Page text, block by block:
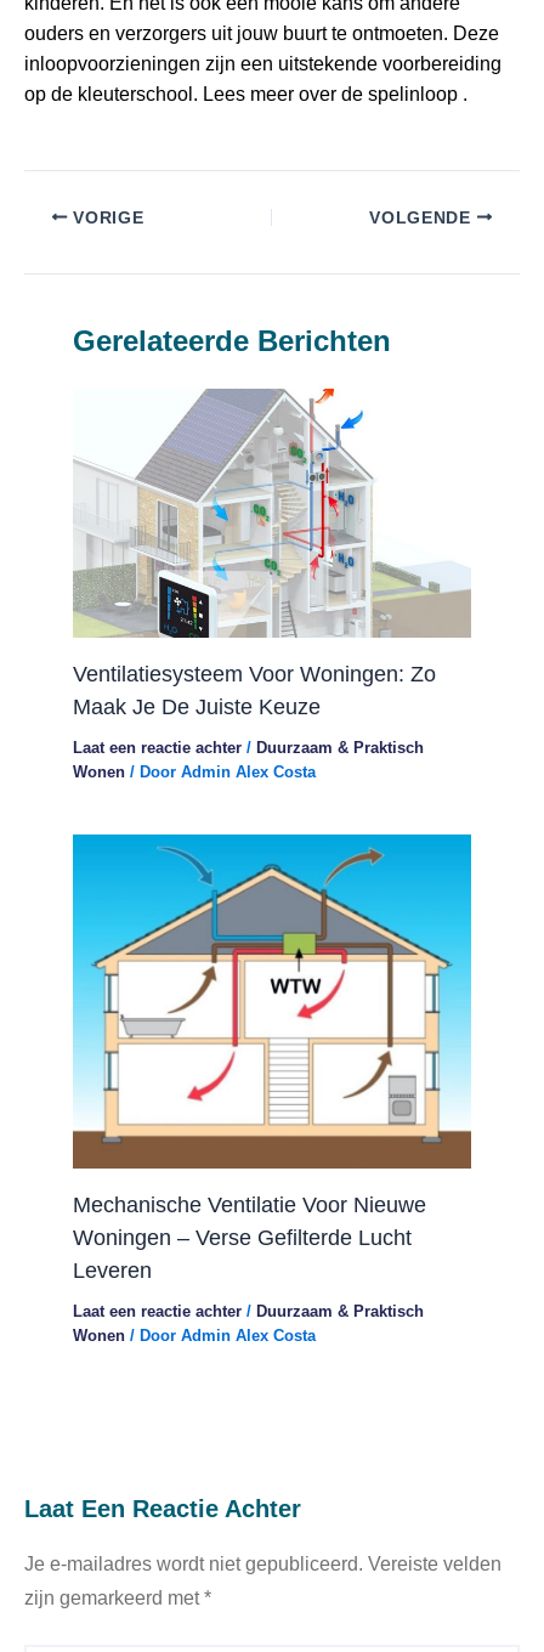
ouders en verzorgers uit jouw buurt te ontmoeten. Deze
inloopvoorzieningen zijn een uitstekende voorbereiding
op de kleuterschool. Lees meer over de spelinloop .
VORIGE VOLGENDE
Gerelateerde Berichten
Ventilatiesysteem Voor Woningen: Zo
Maak Je De Juiste Keuze
Laat een reactie achter / Duurzaam & Praktisch
Wonen / Door Admin Alex Costa
Mechanische Ventilatie Voor Nieuwe
Woningen – Verse Gefilterde Lucht
Leveren
Laat een reactie achter / Duurzaam & Praktisch
Wonen / Door Admin Alex Costa
Laat Een Reactie Achter
Je e-mailadres wordt niet gepubliceerd. Vereiste velden
zijn gemarkeerd met*